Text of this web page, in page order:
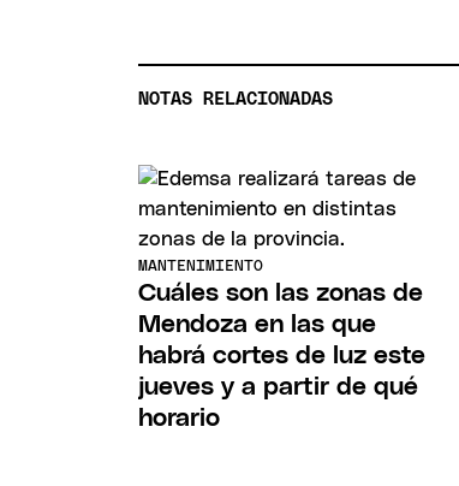
NOTAS RELACIONADAS
MANTENIMIENTO
Cuáles son las zonas de
Mendoza en las que
habrá cortes de luz este
jueves y a partir de qué
horario